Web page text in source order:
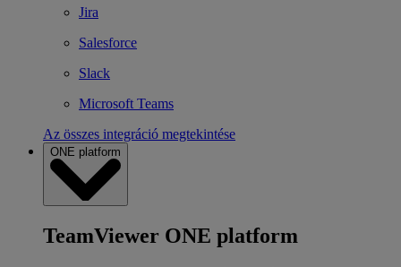
Jira
Salesforce
Slack
Microsoft Teams
Az összes integráció megtekintése
ONE platform
TeamViewer ONE platform